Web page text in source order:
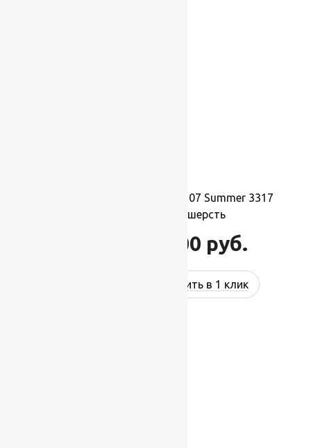
Ковер шерстяной Прямой 107 Summer 3317
2,00×3,40 м, 100% шерсть
74 800 руб.
Купить в 1 клик